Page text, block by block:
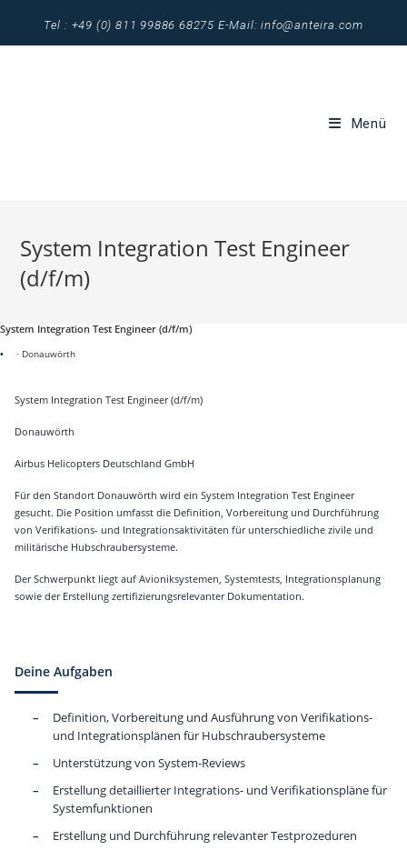
Tel : +49 (0) 811 99886 68275 E-Mail: info@anteira.com
Menü
System Integration Test Engineer
(d/f/m)
System Integration Test Engineer (d/f/m)
· Donauwörth
System Integration Test Engineer (d/f/m)
Donauwörth
Airbus Helicopters Deutschland GmbH
Für den Standort Donauwörth wird ein System Integration Test Engineer
gesucht. Die Position umfasst die Definition, Vorbereitung und Durchführung
von Verifikations- und Integrationsaktivitäten für unterschiedliche zivile und
militärische Hubschraubersysteme.
Der Schwerpunkt liegt auf Avioniksystemen, Systemtests, Integrationsplanung
sowie der Erstellung zertifizierungsrelevanter Dokumentation.
Deine Aufgaben
Definition, Vorbereitung und Ausführung von Verifikations-
und Integrationsplänen für Hubschraubersysteme
Unterstützung von System-Reviews
Erstellung detaillierter Integrations- und Verifikationspläne für
Systemfunktionen
Erstellung und Durchführung relevanter Testprozeduren